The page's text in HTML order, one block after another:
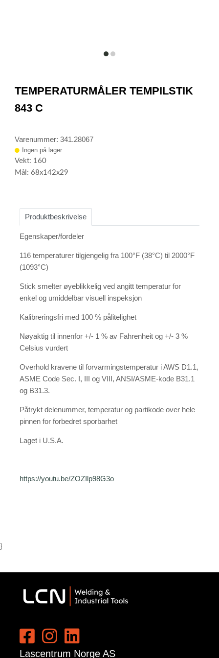
itemitem
2
TEMPERATURMÅLER TEMPILSTIK
843 C
Varenummer: 341.28067
Ingen på lager
Vekt: 160
Mål: 68x142x29
Produktbeskrivelse
Egenskaper/fordeler
116 temperaturer tilgjengelig fra 100°F (38°C) til 2000°F
(1093°C)
Stick smelter øyeblikkelig ved angitt temperatur for
enkel og umiddelbar visuell inspeksjon
Kalibreringsfri med 100 % pålitelighet
Nøyaktig til innenfor +/- 1 % av Fahrenheit og +/- 3 %
Celsius vurdert
Overhold kravene til forvarmingstemperatur i AWS D1.1,
ASME Code Sec. I, III og VIII, ANSI/ASME-kode B31.1
og B31.3.
Påtrykt delenummer, temperatur og partikode over hele
pinnen for forbedret sporbarhet
Laget i U.S.A.
https://youtu.be/ZOZIlp98G3o
}
Lascentrum Norge AS